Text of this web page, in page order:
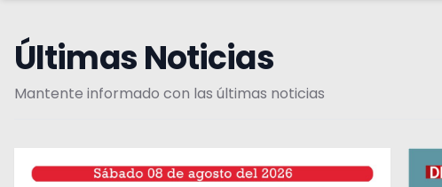
Últimas Noticias
Mantente informado con las últimas noticias